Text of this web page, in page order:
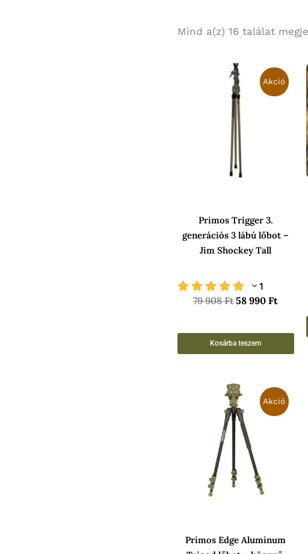
Mind a(z) 16 találat
Akció
Primos Trigger 3.
generációs 3 lábú lőbot –
Jim Shockey Tall
1
79 908Ft
Original
price
was:
79
908 Ft.
58 990Ft
price
is:
990 Ft.
Kosárba teszem
Akció
Primos Edge Aluminum
Original
price
was:
109
900 Ft.
price
is: